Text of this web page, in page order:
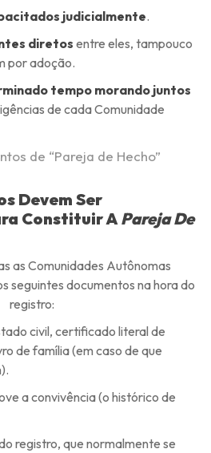
judicialmente.
diretos entre eles, tampouco
por adoção.
tempo morando juntos
de cada Comunidade
de “Pareja de Hecho”
Devem Ser
Constituir APareja De
as Comunidades Autônomas
seguintes documentos na hora do
registro:
civil, certificado literal de
de família (em caso de que
a convivência (o histórico de
registro, que normalmente se